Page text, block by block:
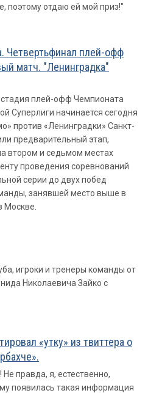
поэтому отдаю ей мой приз!"
Четвертьфинал плей-офф
матч. "Ленинградка"
плей-офф Чемпионата
Суперлиги начинается сегодня
против «Ленинградки» Санкт-
предварительный этап,
втором и седьмом местах
проведения соревнований
серии до двух побед
занявшей место выше в
Москве.
игроки и тренеры команды от
Николаевича Зайко с
«утку» из твиттера о
правда, я, естественно,
появилась такая информация